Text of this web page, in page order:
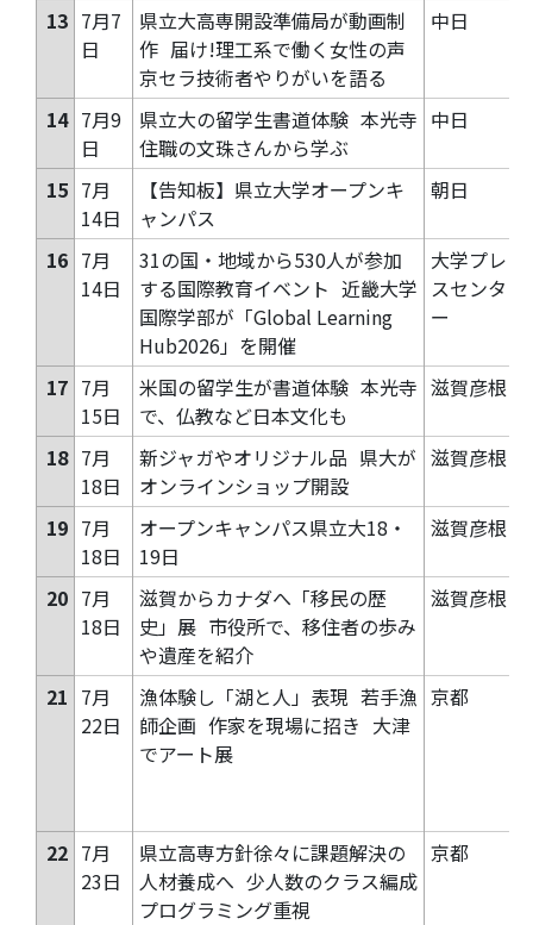
13 7月7
日
県立大高専開設準備局が動画制
作 届け!理工系で働く女性の声
京セラ技術者やりがいを語る
中日
14 7月9
日
県立大の留学生書道体験 本光寺
住職の文珠さんから学ぶ
中日
15 7月
14日
【告知板】県立大学オープンキ
ャンパス
朝日
16 7月
14日
31の国・地域から530人が参加
する国際教育イベント 近畿大学
国際学部が「Global Learning
Hub2026」を開催
大学プレ
スセンタ
ー
17 7月
15日
米国の留学生が書道体験 本光寺
で、仏教など日本文化も
滋賀彦根
18 7月
18日
新ジャガやオリジナル品 県大が
オンラインショップ開設
滋賀彦根
19 7月
18日
オープンキャンパス県立大18・
19日
滋賀彦根
20 7月
18日
滋賀からカナダへ「移民の歴
史」展 市役所で、移住者の歩み
や遺産を紹介
滋賀彦根
21 7月
22日
漁体験し「湖と人」表現 若手漁
師企画 作家を現場に招き 大津
でアート展
京都
22 7月
23日
県立高専方針徐々に課題解決の
人材養成へ 少人数のクラス編成
プログラミング重視
京都